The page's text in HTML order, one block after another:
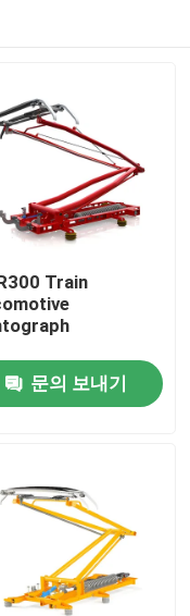
Train
문의 보내기